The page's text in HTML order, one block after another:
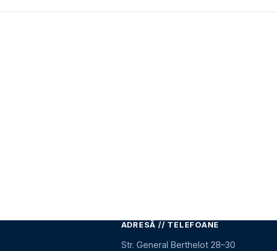
ADRESĂ // TELEFOANE
Str. General Berthelot 28–30